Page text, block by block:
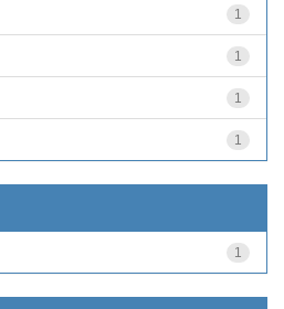
1
1
1
1
1